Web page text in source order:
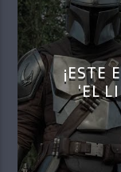
¡ESTE
‘EL